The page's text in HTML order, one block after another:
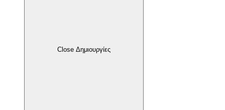
Close Δημιουργίες